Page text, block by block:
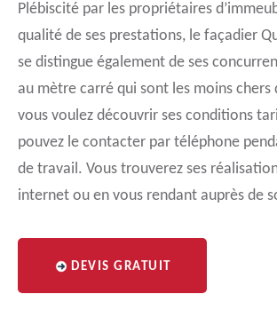
Plébiscité par les propriétaires
qualité de ses prestations, le façadier
se distingue également de ses
au mètre carré qui sont les moins chers
vous voulez découvrir ses conditions
pouvez le contacter par téléphone
de travail. Vous trouverez ses
internet ou en vous rendant auprès de
DEVIS GRATUIT